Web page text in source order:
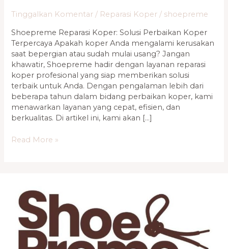
Tinggalkan Komentar / Reparasi Koper / shoepreme
Shoepreme Reparasi Koper: Solusi Perbaikan Koper
Terpercaya Apakah koper Anda mengalami kerusakan
saat bepergian atau sudah mulai usang? Jangan
khawatir, Shoepreme hadir dengan layanan reparasi
koper profesional yang siap memberikan solusi
terbaik untuk Anda. Dengan pengalaman lebih dari
beberapa tahun dalam bidang perbaikan koper, kami
menawarkan layanan yang cepat, efisien, dan
berkualitas. Di artikel ini, kami akan […]
Read More »